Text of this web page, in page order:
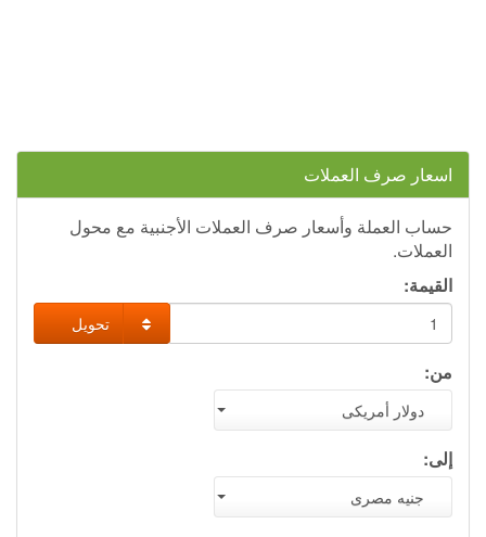
اسعار صرف العملات
حساب العملة وأسعار صرف العملات الأجنبية مع محول
العملات.
القيمة:
تحويل
من:
دولار أمريكى
إلى:
جنيه مصرى